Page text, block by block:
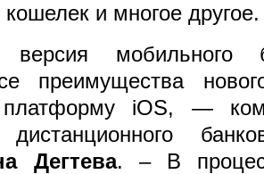
и многое другое.
версия мобильного
преимущества
iOS, —
Дегтева. – В